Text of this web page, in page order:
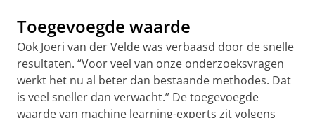
Toegevoegde waarde
Ook Joeri van der Velde was verbaasd door de snelle
resultaten. “Voor veel van onze onderzoeksvragen
werkt het nu al beter dan bestaande methodes. Dat
is veel sneller dan verwacht.” De toegevoegde
waarde van machine learning-experts zit volgens